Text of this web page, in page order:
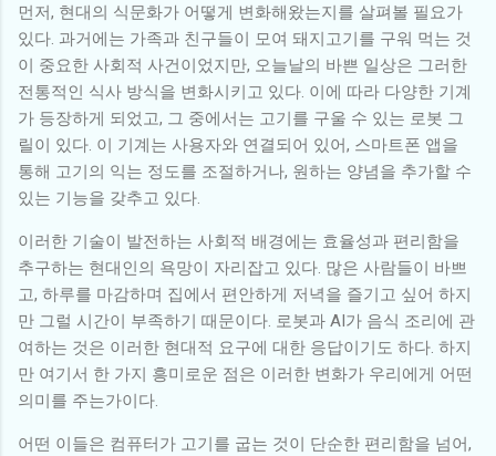
먼저, 현대의 식문화가 어떻게 변화해왔는지를 살펴볼 필요가
있다. 과거에는 가족과 친구들이 모여 돼지고기를 구워 먹는 것
이 중요한 사회적 사건이었지만, 오늘날의 바쁜 일상은 그러한
전통적인 식사 방식을 변화시키고 있다. 이에 따라 다양한 기계
가 등장하게 되었고, 그 중에서는 고기를 구울 수 있는 로봇 그
릴이 있다. 이 기계는 사용자와 연결되어 있어, 스마트폰 앱을
통해 고기의 익는 정도를 조절하거나, 원하는 양념을 추가할 수
있는 기능을 갖추고 있다.
이러한 기술이 발전하는 사회적 배경에는 효율성과 편리함을
추구하는 현대인의 욕망이 자리잡고 있다. 많은 사람들이 바쁘
고, 하루를 마감하며 집에서 편안하게 저녁을 즐기고 싶어 하지
만 그럴 시간이 부족하기 때문이다. 로봇과 AI가 음식 조리에 관
여하는 것은 이러한 현대적 요구에 대한 응답이기도 하다. 하지
만 여기서 한 가지 흥미로운 점은 이러한 변화가 우리에게 어떤
의미를 주는가이다.
어떤 이들은 컴퓨터가 고기를 굽는 것이 단순한 편리함을 넘어,